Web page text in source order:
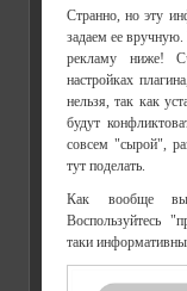
Странно, но эту
задаем ее
рекламу ниже!
настройках
нельзя, так как
будут
совсем "сырой",
тут поделать.
Как вообще
Воспользуйтесь
таки